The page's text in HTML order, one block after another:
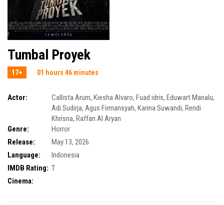
Tumbal Proyek
17+ 01 hours 46 minutes
Actor: Callista Arum, Kiesha Alvaro, Fuad idris, Eduwart Manalu,
Adi Sudirja, Agus Firmansyah, Karina Suwandi, Rendi
Khrisna, Raffan Al Aryan
Genre:
Horror
Release:
May 13, 2026
Language:
Indonesia
IMDB Rating: T
Cinema: